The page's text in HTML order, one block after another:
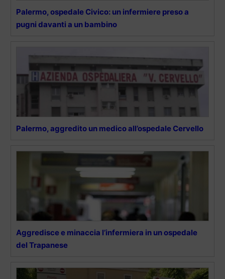
Palermo, ospedale Civico: un infermiere preso a
pugni davanti a un bambino
Palermo, aggredito un medico all’ospedale Cervello
Aggredisce e minaccia l’infermiera in un ospedale
del Trapanese